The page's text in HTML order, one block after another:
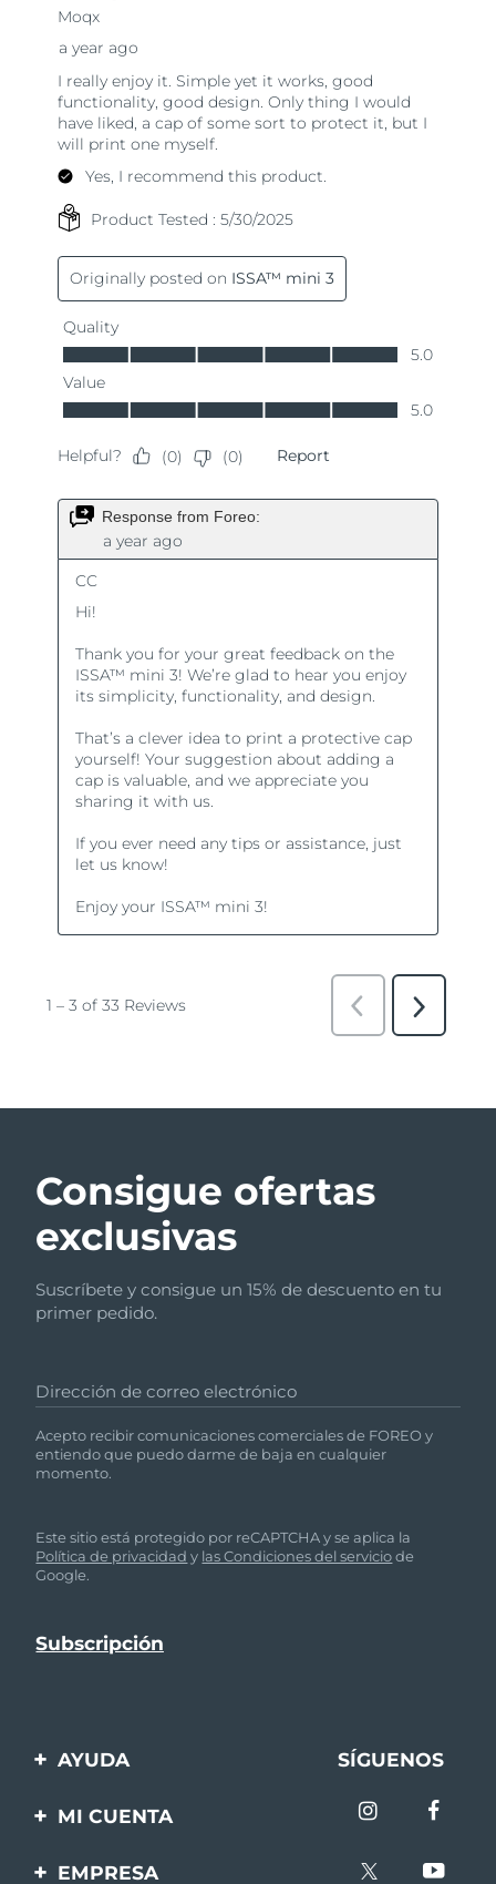
Consigue ofertas
exclusivas
Suscríbete y consigue un 15% de descuento en tu
primer pedido.
Dirección de correo electrónico
Acepto recibir comunicaciones comerciales de FOREO y
entiendo que puedo darme de baja en cualquier
momento.
Este sitio está protegido por reCAPTCHA y se aplica la
Política de privacidad y las Condiciones del serviciode
Google.
AYUDA
Contáctanos
SÍGUENOS
MI CUENTA
Registro de productos
EMPRESA